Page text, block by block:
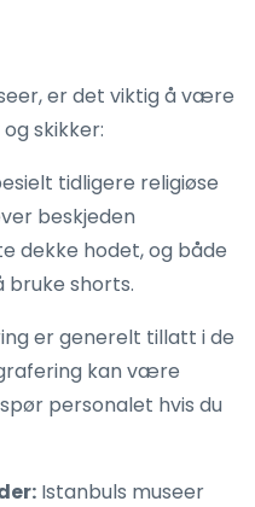
er det viktig å være
skikker:
tidligere religiøse
beskjeden
dekke hodet, og både
bruke shorts.
er generelt tillatt i de
kan være
personalet hvis du
Istanbuls museer